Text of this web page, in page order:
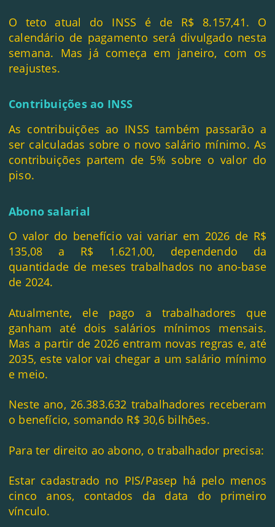
O teto atual do INSS é de R$ 8.157,41. O
calendário de pagamento será divulgado nesta
semana. Mas já começa em janeiro, com os
reajustes.
Contribuições ao INSS
As contribuições ao INSS também passarão a
ser calculadas sobre o novo salário mínimo. As
contribuições partem de 5% sobre o valor do
piso.
Abono salarial
O valor do benefício vai variar em 2026 de R$
135,08 a R$ 1.621,00, dependendo da
quantidade de meses trabalhados no ano-base
de 2024.
Atualmente, ele pago a trabalhadores que
ganham até dois salários mínimos mensais.
Mas a partir de 2026 entram novas regras e, até
2035, este valor vai chegar a um salário mínimo
e meio.
Neste ano, 26.383.632 trabalhadores receberam
o benefício, somando R$ 30,6 bilhões.
Para ter direito ao abono, o trabalhador precisa:
Estar cadastrado no PIS/Pasep há pelo menos
cinco anos, contados da data do primeiro
vínculo.